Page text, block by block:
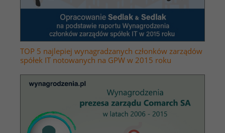
TOP 5 najlepiej wynagradzanych członków zarządów
spółek IT notowanych na GPW w 2015 roku